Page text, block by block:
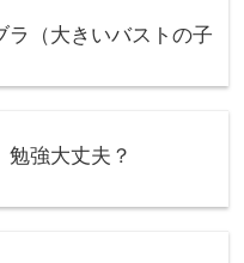
ラ（大きいバストの子
勉強大丈夫？